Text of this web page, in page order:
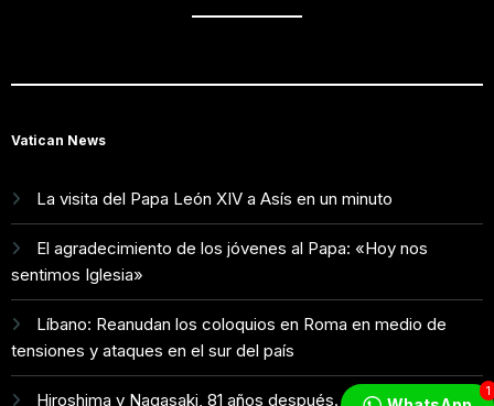
Vatican News
La visita del Papa León XIV a Asís en un minuto
El agradecimiento de los jóvenes al Papa: «Hoy nos
sentimos Iglesia»
Líbano: Reanudan los coloquios en Roma en medio de
tensiones y ataques en el sur del país
Hiroshima y Nagasaki, 81 años después. Comienzan "Diez 1